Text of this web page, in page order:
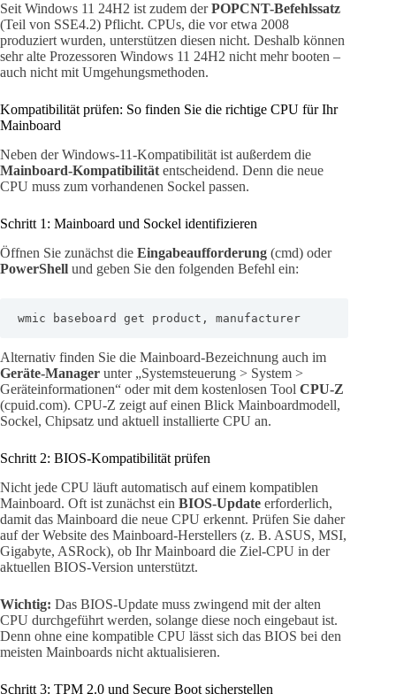
Seit Windows 11 24H2 ist zudem derPOPCNT-Befehlssatz
(Teil von SSE4.2) Pflicht. CPUs, die vor etwa 2008
produziert wurden, unterstützen diesen nicht. Deshalb können
sehr alte Prozessoren Windows 11 24H2 nicht mehr booten –
auch nicht mit Umgehungsmethoden.
Kompatibilität prüfen: So finden Sie die richtige CPU für Ihr
Mainboard
Neben der Windows-11-Kompatibilität ist außerdem die
Mainboard-Kompatibilität entscheidend. Denn die neue
CPU muss zum vorhandenen Sockel passen.
Schritt 1: Mainboard und Sockel identifizieren
Öffnen Sie zunächst die Eingabeaufforderung (cmd) oder
PowerShell und geben Sie den folgenden Befehl ein:
wmic baseboard get product, manufacturer
Alternativ finden Sie die Mainboard-Bezeichnung auch im
Geräte-Manager unter „Systemsteuerung > System >
Geräteinformationen“ oder mit dem kostenlosen Tool CPU-Z
(cpuid.com). CPU-Z zeigt auf einen Blick Mainboardmodell,
Sockel, Chipsatz und aktuell installierte CPU an.
Schritt 2: BIOS-Kompatibilität prüfen
Nicht jede CPU läuft automatisch auf einem kompatiblen
Mainboard. Oft ist zunächst ein BIOS-Update erforderlich,
damit das Mainboard die neue CPU erkennt. Prüfen Sie daher
auf der Website des Mainboard-Herstellers (z. B. ASUS, MSI,
Gigabyte, ASRock), ob Ihr Mainboard die Ziel-CPU in der
aktuellen BIOS-Version unterstützt.
Wichtig: Das BIOS-Update muss zwingend mit der alten
CPU durchgeführt werden, solange diese noch eingebaut ist.
Denn ohne eine kompatible CPU lässt sich das BIOS bei den
meisten Mainboards nicht aktualisieren.
Schritt 3: TPM 2.0 und Secure Boot sicherstellen